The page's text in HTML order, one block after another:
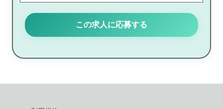
この求人に応募する